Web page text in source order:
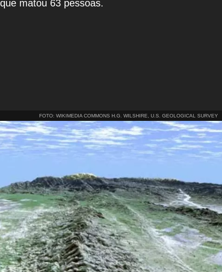
que matou 63 pessoas.
FOTO: WIKIMEDIA COMMONS H.G. WILSHIRE, U.S. GEOLOGICAL SURVEY